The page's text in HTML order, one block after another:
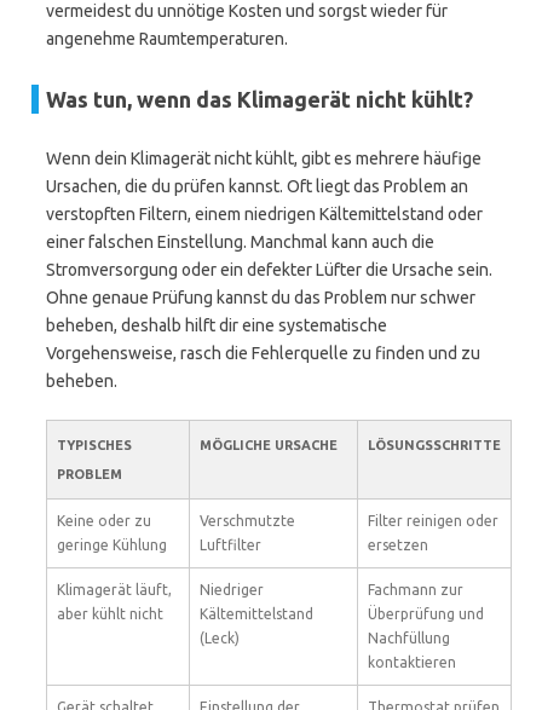
vermeidest du unnötige Kosten und sorgst wieder für
angenehme Raumtemperaturen.
Was tun, wenn das Klimagerät nicht kühlt?
Wenn dein Klimagerät nicht kühlt, gibt es mehrere häufige
Ursachen, die du prüfen kannst. Oft liegt das Problem an
verstopften Filtern, einem niedrigen Kältemittelstand oder
einer falschen Einstellung. Manchmal kann auch die
Stromversorgung oder ein defekter Lüfter die Ursache sein.
Ohne genaue Prüfung kannst du das Problem nur schwer
beheben, deshalb hilft dir eine systematische
Vorgehensweise, rasch die Fehlerquelle zu finden und zu
beheben.
TYPISCHES
PROBLEM
MÖGLICHE URSACHE LÖSUNGSSCHRITTE
Keine oder zu
geringe Kühlung
Verschmutzte
Luftfilter
Filter reinigen oder
ersetzen
Klimagerät läuft,
aber kühlt nicht
Niedriger
Kältemittelstand
(Leck)
Fachmann zur
Überprüfung und
Nachfüllung
kontaktieren